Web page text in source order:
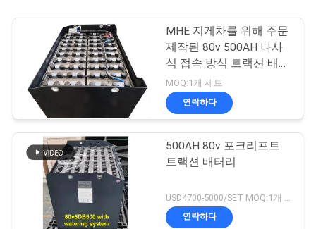
MHE 지게차를 위해 주문
제작된 80v 500AH 나사
식 접속 방식 트랙션 배터
리
MOQ:1개 세트
연락하다
500AH 80v 포크리프트
트랙션 배터리
연락하다